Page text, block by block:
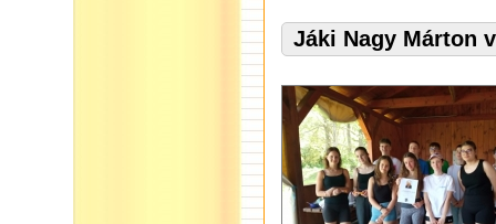
Jáki Nagy Márton